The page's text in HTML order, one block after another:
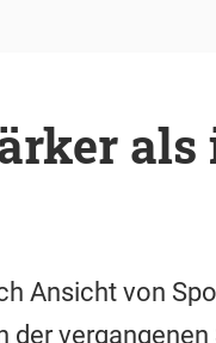
als
Ansicht von
der vergangenen